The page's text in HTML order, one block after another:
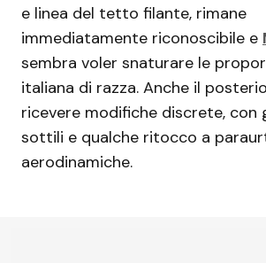
e linea del tetto filante, rimane
immediatamente riconoscibile e
sembra voler snaturare le
italiana di razza. Anche il
ricevere modifiche discrete,
sottili e qualche ritocco a
aerodinamiche.